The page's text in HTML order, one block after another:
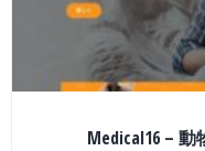
Medical16 –